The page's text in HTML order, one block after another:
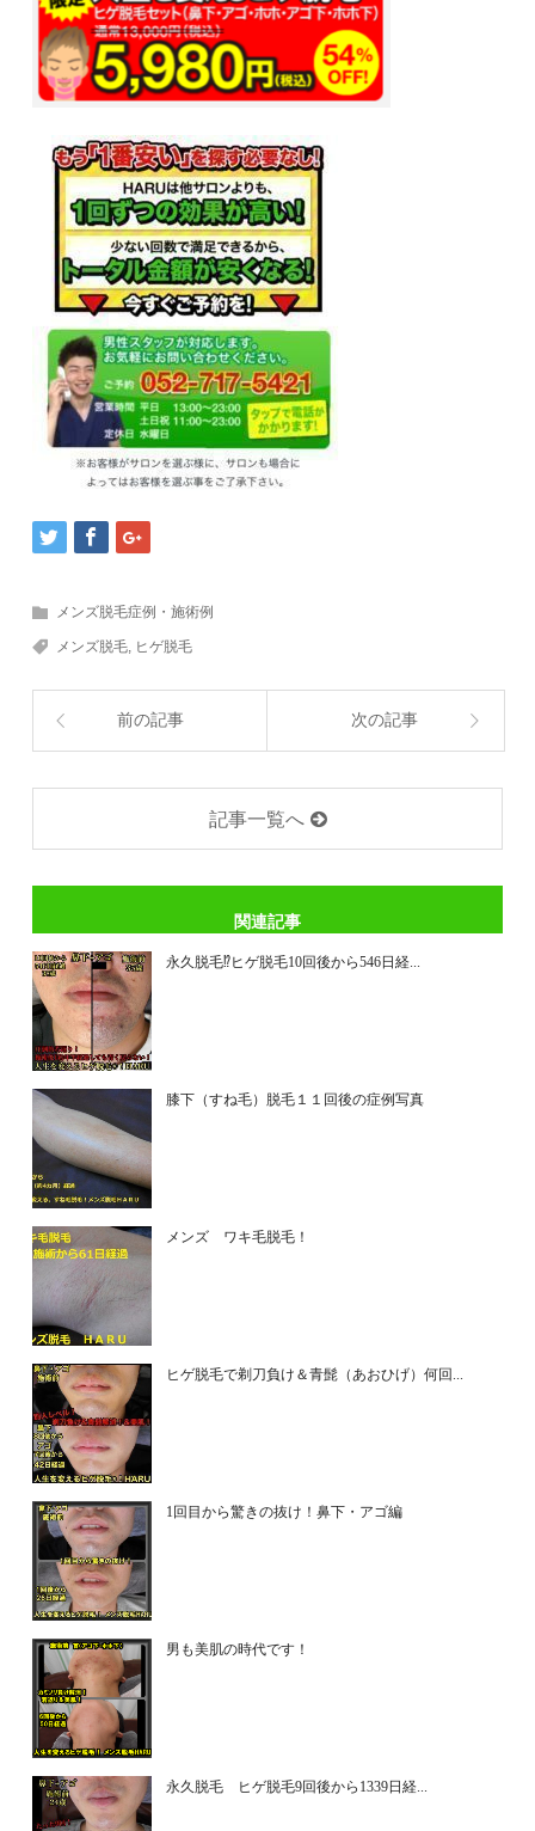
メンズ脱毛症例・施術例
メンズ脱毛, ヒゲ脱毛
前の記事 次の記事
記事一覧へ
関連記事
永久脱毛⁉ヒゲ脱毛10回後から546日経...
膝下（すね毛）脱毛１１回後の症例写真
メンズ ワキ毛脱毛！
ヒゲ脱毛で剃刀負け＆青髭（あおひげ）何回...
1回目から驚きの抜け！鼻下・アゴ編
男も美肌の時代です！
永久脱毛 ヒゲ脱毛9回後から1339日経...